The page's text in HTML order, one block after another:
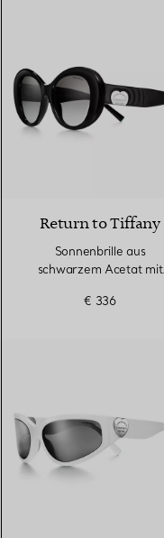
Return to Tiffany
Sonnenbrille aus
schwarzem Acetat mit
€ 336